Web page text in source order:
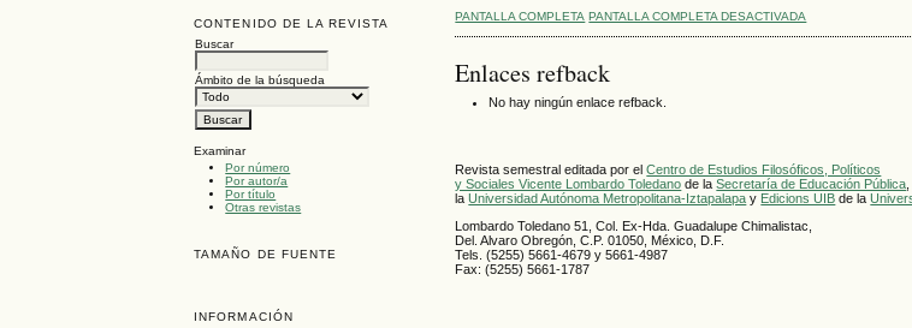
CONTENIDO DE LA REVISTA
Buscar
Ámbito de la búsqueda
Examinar
Por número
Por autor/a
Por título
Otras revistas
TAMAÑO DE FUENTE
INFORMACIÓN
PANTALLA COMPLETA PANTALLA COMPLETA DESACTIVADA
Enlaces refback
No hay ningún enlace refback.
Revista semestral editada por elCentro de Estudios Filosóficos, Políticos
y Sociales Vicente Lombardo Toledano de laSecretaría de Educación Pública
laUniversidad Autónoma Metropolitana-Iztapalapa y Edicions UIB de la
Lombardo Toledano 51, Col. Ex-Hda. Guadalupe Chimalistac,
Del. Alvaro Obregón, C.P. 01050, México, D.F.
Tels. (5255) 5661-4679 y 5661-4987
Fax: (5255) 5661-1787